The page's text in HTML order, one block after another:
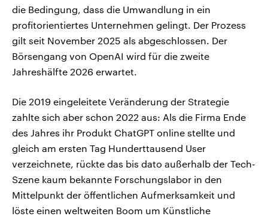
die Bedingung, dass die Umwandlung in ein
profitorientiertes Unternehmen gelingt. Der Prozess
gilt seit November 2025 als abgeschlossen. Der
Börsengang von OpenAI wird für die zweite
Jahreshälfte 2026 erwartet.
Die 2019 eingeleitete Veränderung der Strategie
zahlte sich aber schon 2022 aus: Als die Firma Ende
des Jahres ihr Produkt ChatGPT online stellte und
gleich am ersten Tag Hunderttausend User
verzeichnete, rückte das bis dato außerhalb der Tech-
Szene kaum bekannte Forschungslabor in den
Mittelpunkt der öffentlichen Aufmerksamkeit und
löste einen weltweiten Boom um Künstliche